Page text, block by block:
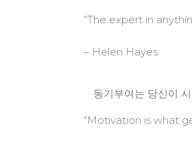
“The expert in
– Helen Hayes
동기부여는 당신이
“Motivation is what